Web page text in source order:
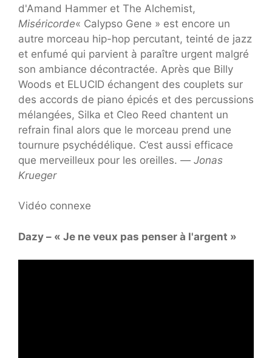
d'Amand Hammer et The Alchemist,
Miséricorde« Calypso Gene » est encore un
autre morceau hip-hop percutant, teinté de jazz
et enfumé qui parvient à paraître urgent malgré
son ambiance décontractée. Après que Billy
Woods et ELUCID échangent des couplets sur
des accords de piano épicés et des percussions
mélangées, Silka et Cleo Reed chantent un
refrain final alors que le morceau prend une
tournure psychédélique. C’est aussi efficace
que merveilleux pour les oreilles. — Jonas
Krueger
Vidéo connexe
Dazy – « Je ne veux pas penser à l'argent »